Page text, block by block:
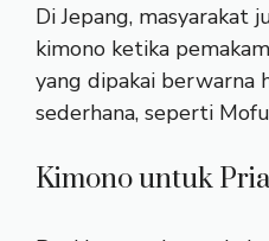
Di Jepang, masyarakat
kimono ketika
yang dipakai berwarna
sederhana, seperti
Kimono untuk